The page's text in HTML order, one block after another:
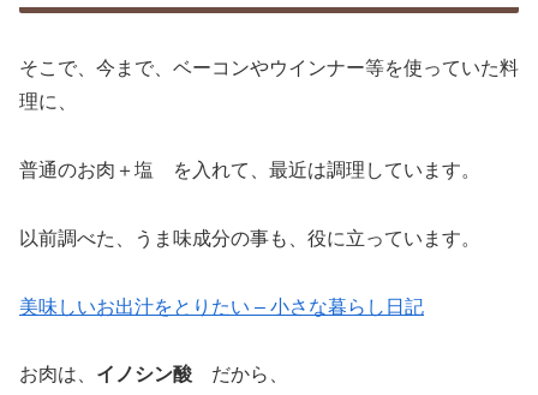
そこで、今まで、ベーコンやウインナー等を使っていた料
理に、
普通のお肉＋塩 を入れて、最近は調理しています。
以前調べた、うま味成分の事も、役に立っています。
美味しいお出汁をとりたい – 小さな暮らし日記
お肉は、 イノシン酸 だから、